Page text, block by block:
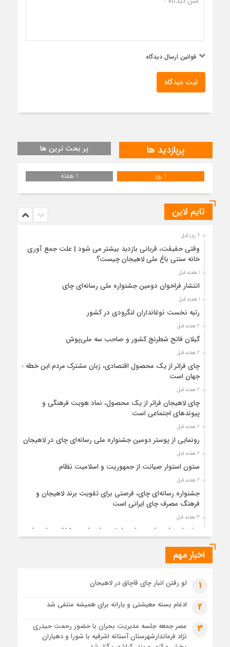
قوانین ارسال دیدگاه
ثبت دیدگاه
پربازدید ها پر بحث ترین ها
1 روز 1 هفته
تایم لاین
6 روز قبل
وقتی حقیقت، قربانی بازدید بیشتر می شود | علت جمع آوری
خانه سنتی باغ ملی لاهیجان چیست؟
1 هفته قبل
انتشار فراخوان دومین جشنواره ملی رسانه‌ای چای
1 هفته قبل
رتبه نخست نوغانداران لنگرودی در کشور
2 هفته قبل
گیلان فاتح شطرنج کشور و صاحب سه ملی‌پوش
2 هفته قبل
چای فراتر از یک محصول اقتصادی، زبان مشترک مردم این خطه با
جهان است
2 هفته قبل
چای لاهیجان فراتر از یک محصول، نماد هویت فرهنگی و
پیوندهای اجتماعی است
2 هفته قبل
رونمایی از پوستر دومین جشنواره ملی رسانه‌ای چای در لاهیجان
2 هفته قبل
ستون استوار صیانت از جمهوریت و اسلامیت نظام
2 هفته قبل
جشنواره رسانه‌ای چای، فرصتی برای تقویت برند لاهیجان و
فرهنگ مصرف چای ایرانی است
3 هفته قبل
جشنواره ملی چای، حمایت از لاهیجان یا هزینه‌تراشی برای چای
3 هفته قبل
3 هفته قبل
رئوف
تصاویر هوایی مراسم تشییع پیکر مطهر آقای شهید ایران – مشهد
اخبار مهم
1 لو رفتن انبار چای قاچاق در لاهیجان
2 ادغام بسته معیشتی و یارانه برای همیشه منتفی شد
3
عصر جمعه جلسه مدیریت بحران با حضور رحمت حیدری
نژاد فرماندارشهرستان آستانه اشرفیه با شورا و دهیاران